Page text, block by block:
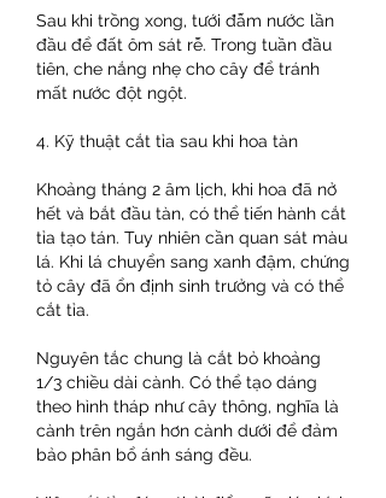
Sau khi trồng xong, tưới đẫm nước lần
đầu để đất ôm sát rễ. Trong tuần đầu
tiên, che nắng nhẹ cho cây để tránh
mất nước đột ngột.
4. Kỹ thuật cắt tỉa sau khi hoa tàn
Khoảng tháng 2 âm lịch, khi hoa đã nở
hết và bắt đầu tàn, có thể tiến hành cắt
tỉa tạo tán. Tuy nhiên cần quan sát màu
lá. Khi lá chuyển sang xanh đậm, chứng
tỏ cây đã ổn định sinh trưởng và có thể
cắt tỉa.
Nguyên tắc chung là cắt bỏ khoảng
1/3 chiều dài cành. Có thể tạo dáng
theo hình tháp như cây thông, nghĩa là
cành trên ngắn hơn cành dưới để đảm
bảo phân bổ ánh sáng đều.